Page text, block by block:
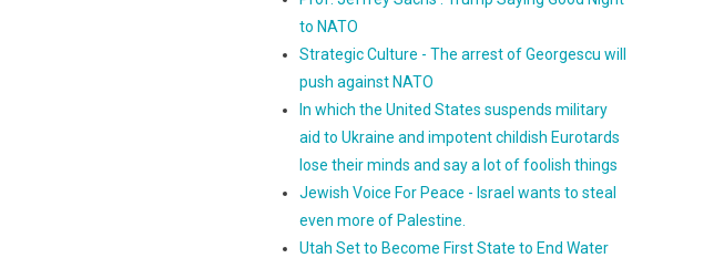
to NATO
Strategic Culture - The arrest of Georgescu will
push against NATO
In which the United States suspends military
aid to Ukraine and impotent childish Eurotards
lose their minds and say a lot of foolish things
Jewish Voice For Peace - Israel wants to steal
even more of Palestine.
Utah Set to Become First State to End Water